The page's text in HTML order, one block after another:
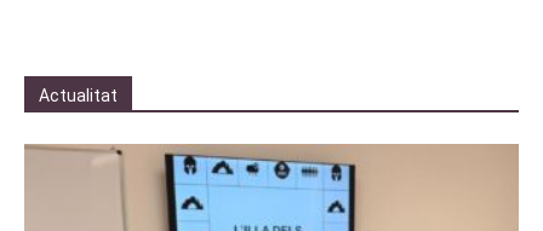
Actualitat